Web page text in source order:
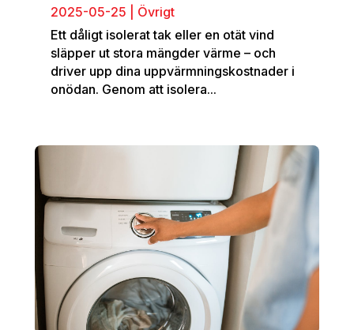
2025-05-25
Övrigt
Ett dåligt isolerat tak eller en otät vind
släpper ut stora mängder värme – och
driver upp dina uppvärmningskostnader i
onödan. Genom att isolera...